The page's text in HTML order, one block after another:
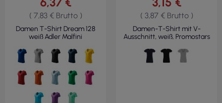
( 7,83 € Brutto )
Damen T-Shirt Dream 128
weiß Adler Malfini
( 3,87 € Brutto )
Damen-T-Shirt mit V-
Ausschnitt, weiß, Promostars